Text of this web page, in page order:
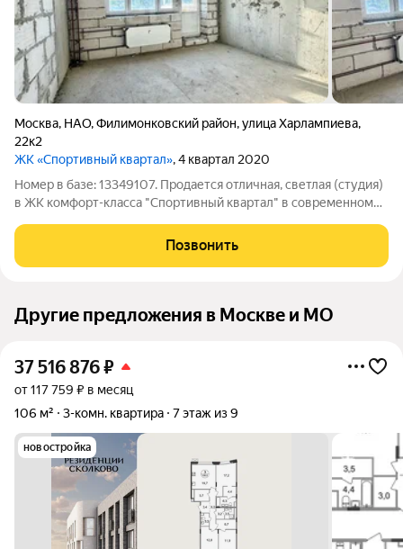
Москва, НАО,Филимонковский район,улица Харлампиева,
22к2
ЖК «Спортивный квартал», 4 квартал 2020
Номер в базе: 13349107. Продается отличная, светлая (студия)
в ЖК комфорт-класса "Спортивный квартал" в современном
балконом. Площадь квартиры по документам 26 кв.м.
Квартира свободная планировка,
Позвонить
Другие предложения в Москве и МО
37 516 876₽
от 117 759 ₽ в месяц
106 м²
3-комн. квартира 7 этаж из 9
новостройка